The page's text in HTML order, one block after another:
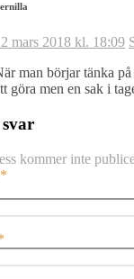
mars 2018 kl. 18:09
man börjar tänka
göra men en sak i
kommer inte
*